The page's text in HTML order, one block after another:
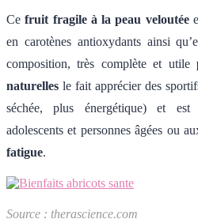
Ce fruit fragile à la peau veloutée
en carotènes antioxydants ainsi
composition, très complète et utile
naturelles le fait apprécier des
séchée, plus énergétique) et est
adolescents et personnes âgées ou
fatigue.
Source : therascience.com